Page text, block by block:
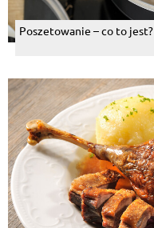
Poszetowanie – co to jest?